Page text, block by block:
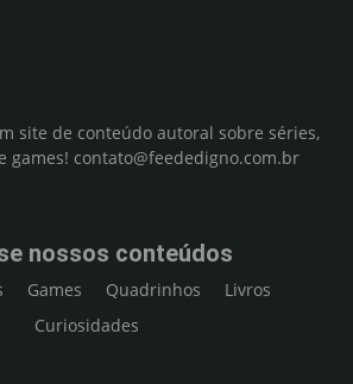
site de conteúdo autoral sobre séries,
games! contato@feededigno.com.br
nossos conteúdos
Games Quadrinhos
Livros
Curiosidades